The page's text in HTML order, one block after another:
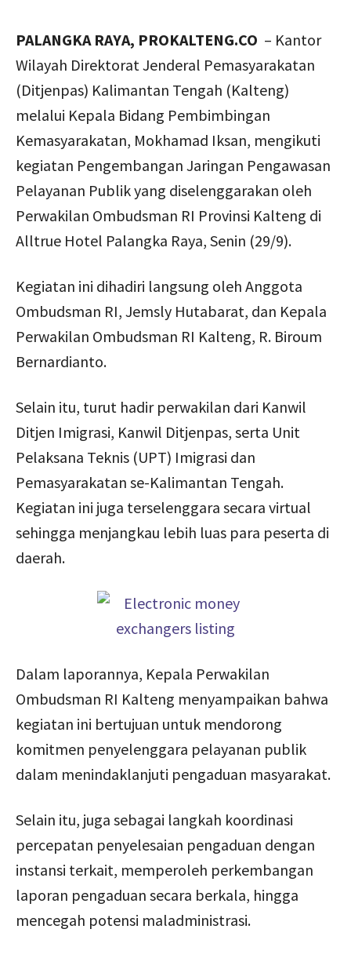
PALANGKA RAYA, PROKALTENG.CO – Kantor
Wilayah Direktorat Jenderal Pemasyarakatan
(Ditjenpas) Kalimantan Tengah (Kalteng)
melalui Kepala Bidang Pembimbingan
Kemasyarakatan, Mokhamad Iksan, mengikuti
kegiatan Pengembangan Jaringan Pengawasan
Pelayanan Publik yang diselenggarakan oleh
Perwakilan Ombudsman RI Provinsi Kalteng di
Alltrue Hotel Palangka Raya, Senin (29/9).
Kegiatan ini dihadiri langsung oleh Anggota
Ombudsman RI, Jemsly Hutabarat, dan Kepala
Perwakilan Ombudsman RI Kalteng, R. Biroum
Bernardianto.
Selain itu, turut hadir perwakilan dari Kanwil
Ditjen Imigrasi, Kanwil Ditjenpas, serta Unit
Pelaksana Teknis (UPT) Imigrasi dan
Pemasyarakatan se-Kalimantan Tengah.
Kegiatan ini juga terselenggara secara virtual
sehingga menjangkau lebih luas para peserta di
daerah.
Dalam laporannya, Kepala Perwakilan
Ombudsman RI Kalteng menyampaikan bahwa
kegiatan ini bertujuan untuk mendorong
komitmen penyelenggara pelayanan publik
dalam menindaklanjuti pengaduan masyarakat.
Selain itu, juga sebagai langkah koordinasi
percepatan penyelesaian pengaduan dengan
instansi terkait, memperoleh perkembangan
laporan pengaduan secara berkala, hingga
mencegah potensi maladministrasi.